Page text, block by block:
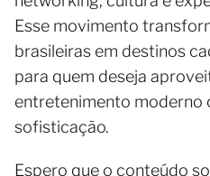
Esse movimento
brasileiras em destinos
para quem deseja
entretenimento moderno
sofisticação.
Espero que o conteúdo